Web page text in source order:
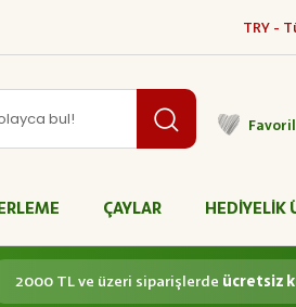
TRY -
ÇAYLAR HEDİYELİK
2000 TL ve üzeri siparişlerde ücretsiz